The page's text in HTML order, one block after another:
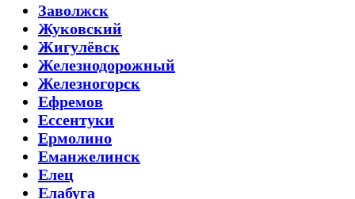
Заволжск
Жуковский
Жигулёвск
Железнодорожный
Железногорск
Ефремов
Ессентуки
Ермолино
Еманжелинск
Елец
Елабуга